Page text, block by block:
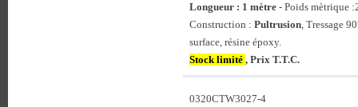
Longueur : 1 mètre - Poids mètrique
Construction : Pultrusion, Tressage
surface, résine époxy.
Stock limité , Prix T.T.C.
0320CTW3027-4